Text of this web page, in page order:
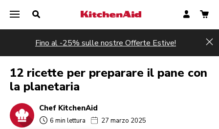
Fino al -25% sulle nostre Offerte Estive!
12 ricette per preparare il pane con
la planetaria
Chef KitchenAid
6 min lettura 27 marzo 2025